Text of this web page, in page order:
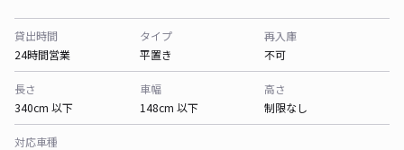
貸出時間
24時間営業
タイプ
平置き
再入庫
不可
長さ
340cm 以下
車幅
148cm 以下
高さ
制限なし
対応車種